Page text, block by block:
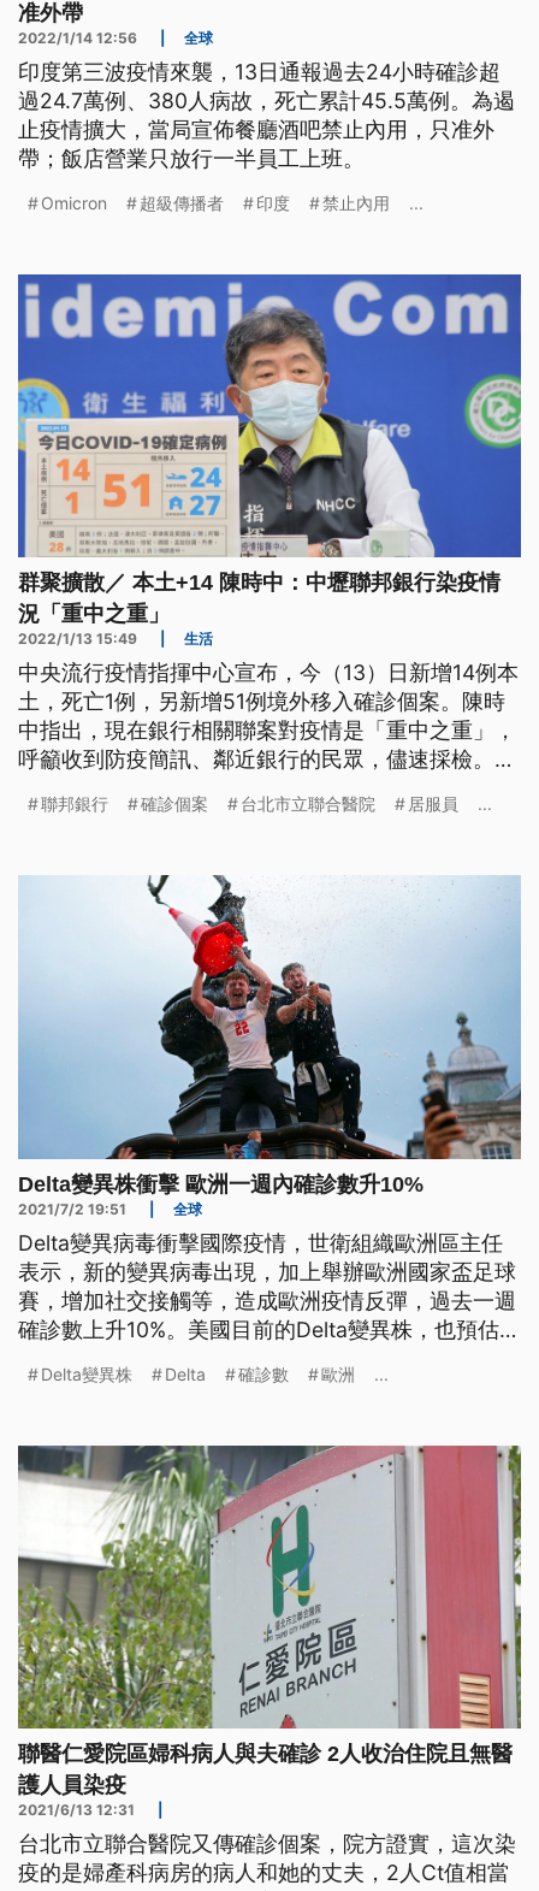
准外帶
2022/1/14 12:56 全球
印度第三波疫情來襲，13日通報過去24小時確診超
過24.7萬例、380人病故，死亡累計45.5萬例。為遏
止疫情擴大，當局宣佈餐廳酒吧禁止內用，只准外
帶；飯店營業只放行一半員工上班。
Omicron 超級傳播者 印度 禁止內用 ...
群聚擴散／ 本土+14 陳時中：中壢聯邦銀行染疫情
況「重中之重」
2022/1/13 15:49 生活
中央流行疫情指揮中心宣布，今（13）日新增14例本
土，死亡1例，另新增51例境外移入確診個案。陳時
中指出，現在銀行相關聯案對疫情是「重中之重」，
呼籲收到防疫簡訊、鄰近銀行的民眾，儘速採檢。另
目前專責病房單位25位同仁皆匡列採檢隔離。
聯邦銀行 確診個案 台北市立聯合醫院 居服員 ...
Delta變異株衝擊 歐洲一週內確診數升10%
2021/7/2 19:51 全球
Delta變異病毒衝擊國際疫情，世衛組織歐洲區主任
表示，新的變異病毒出現，加上舉辦歐洲國家盃足球
賽，增加社交接觸等，造成歐洲疫情反彈，過去一週
確診數上升10%。美國目前的Delta變異株，也預估佔
三個月確診新高，當局推動要為兒少施打疫苗。歐洲
洲新冠確診數上升了10%，終結之前連續10週確診持
續減少的好表現
Delta變異株 Delta 確診數 歐洲 ...
聯醫仁愛院區婦科病人與夫確診 2人收治住院且無醫
護人員染疫
2021/6/13 12:31
台北市立聯合醫院又傳確診個案，院方證實，這次染
疫的是婦產科病房的病人和她的丈夫，2人Ct值相當